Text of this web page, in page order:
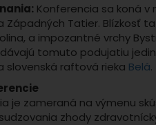
Konferencia sa koná
Západných Tatier. Blízkosť
a impozantné vrchy
tomuto podujatiu
slovenská raftová rieka Belá.
je zameraná na výmenu
zhody